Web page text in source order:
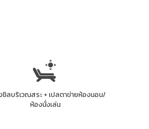
ชิลบริเวณสระ + เปลตาข่ายห้องนอน/
ห้องนั่งเล่น